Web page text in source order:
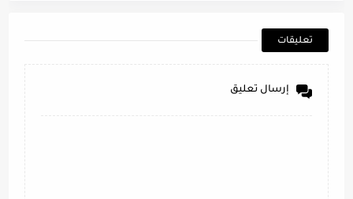
تعليقات
إرسال تعليق